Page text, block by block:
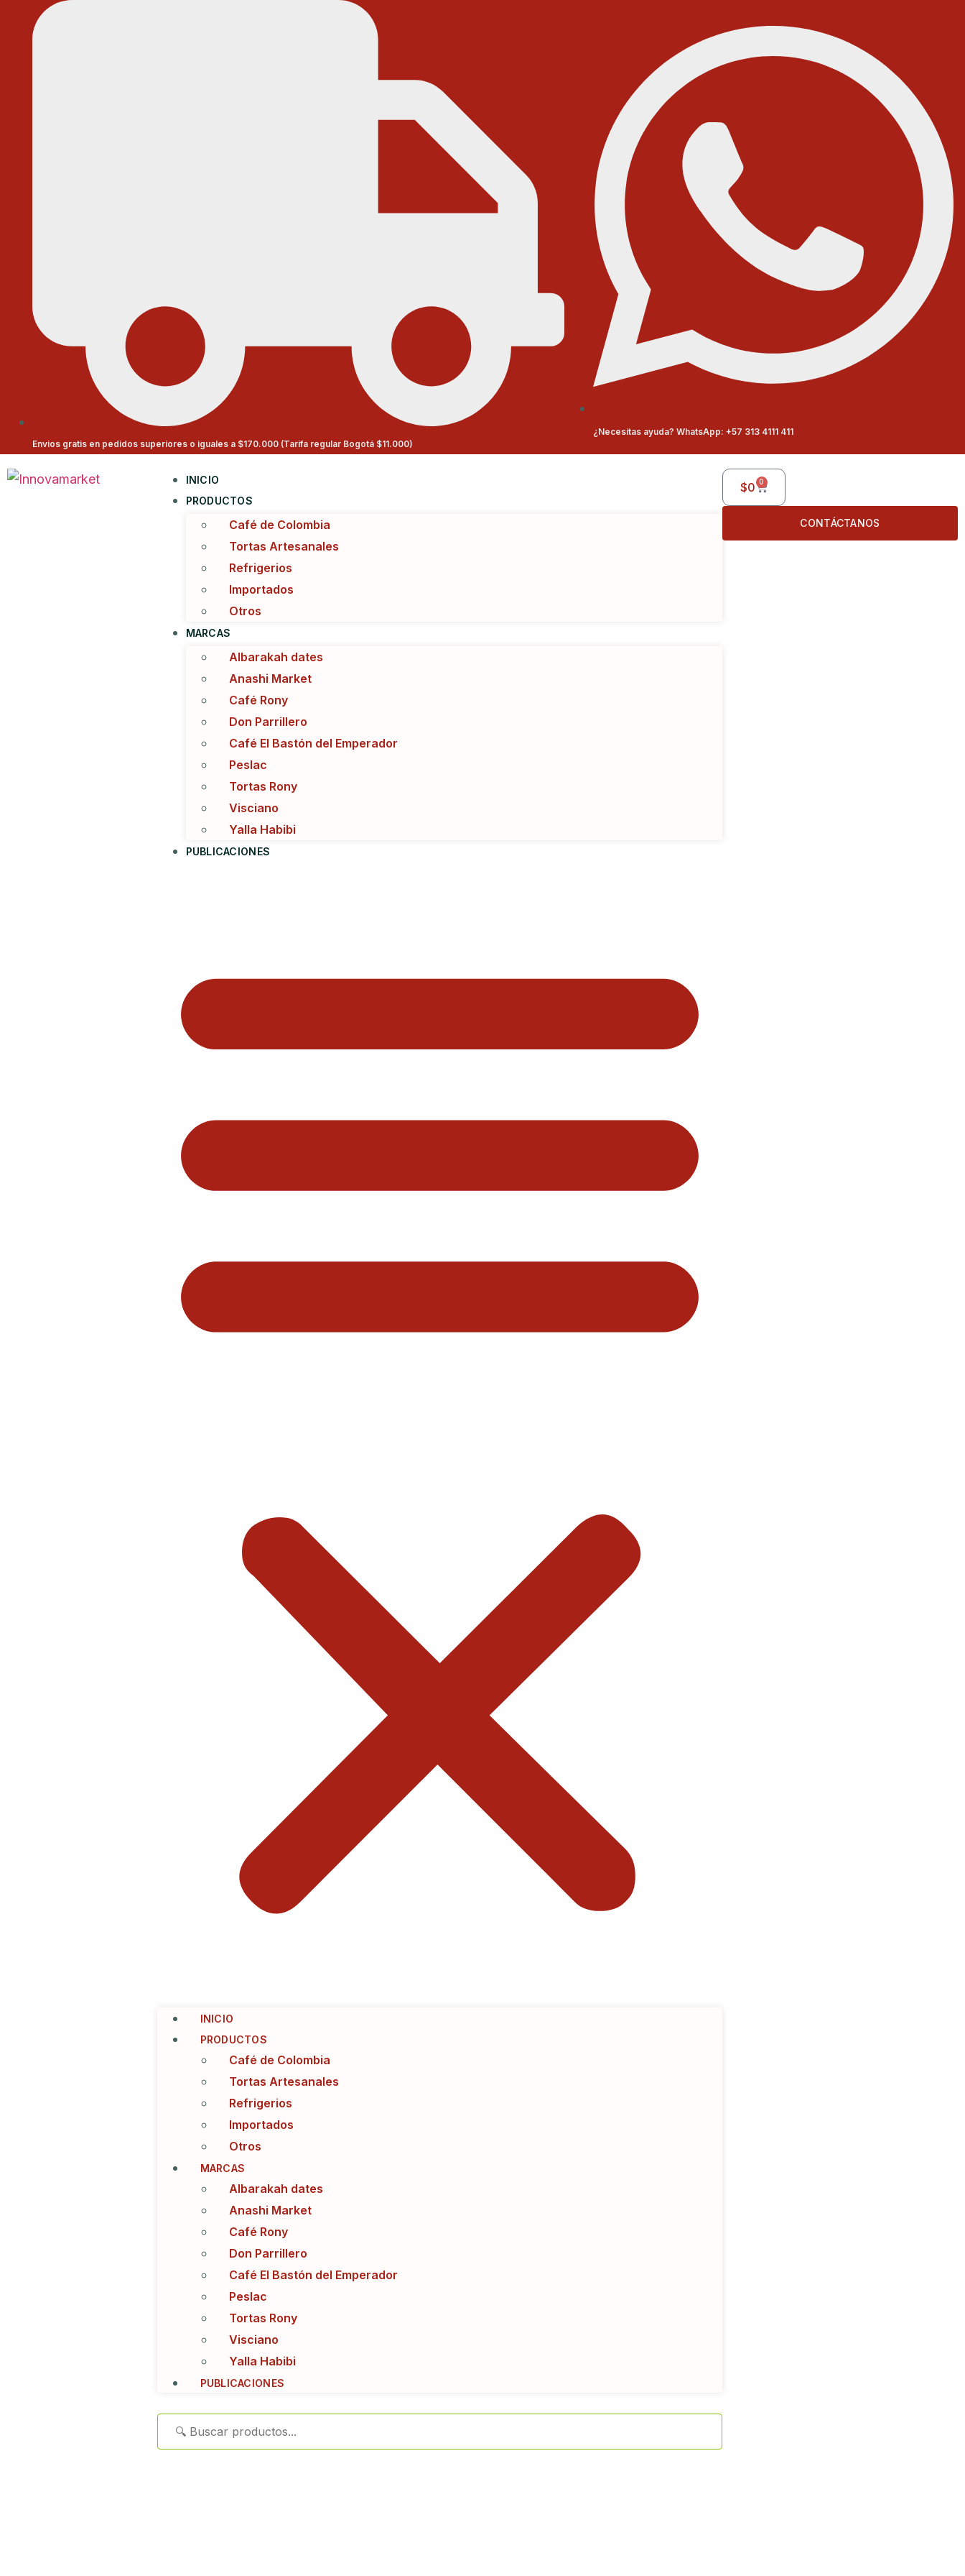
Envios gratis en pedidos superiores o iguales a $170.000 (Tarifa regular Bogotá $11.000)
¿Necesitas ayuda? WhatsApp: +57 313 4111 411
INICIO
PRODUCTOS
Café de Colombia
Tortas Artesanales
Refrigerios
Importados
Otros
MARCAS
Albarakah dates
Anashi Market
Café Rony
Don Parrillero
Café El Bastón del Emperador
Peslac
Tortas Rony
Visciano
Yalla Habibi
PUBLICACIONES
INICIO
PRODUCTOS
Café de Colombia
Tortas Artesanales
Refrigerios
Importados
Otros
MARCAS
Albarakah dates
Anashi Market
Café Rony
Don Parrillero
Café El Bastón del Emperador
Peslac
Tortas Rony
Visciano
Yalla Habibi
PUBLICACIONES
$0 0
CONTÁCTANOS